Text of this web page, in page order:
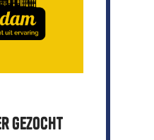
gezocht